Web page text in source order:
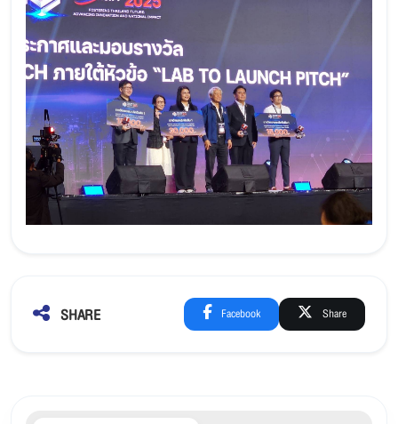
SHARE Facebook Share